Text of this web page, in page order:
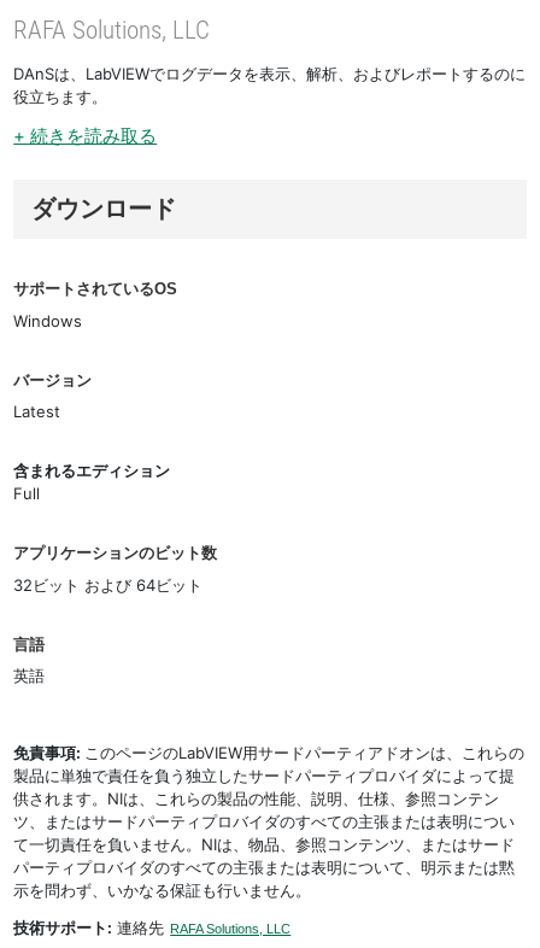
RAFA Solutions, LLC
DAnSは、LabVIEWでログデータを表示、解析、およびレポートするのに
役立ちます。
+ 続きを読み取る
ダウンロード
サポートされているOS
Windows
バージョン
Latest
含まれるエディション
Full
アプリケーションのビット数
32ビット および 64ビット
言語
英語
免責事項: このページのLabVIEW用サードパーティアドオンは、これらの
製品に単独で責任を負う独立したサードパーティプロバイダによって提
供されます。NIは、これらの製品の性能、説明、仕様、参照コンテン
ツ、またはサードパーティプロバイダのすべての主張または表明につい
て一切責任を負いません。NIは、物品、参照コンテンツ、またはサード
パーティプロバイダのすべての主張または表明について、明示または黙
示を問わず、いかなる保証も行いません。
技術サポート: 連絡先 RAFA Solutions, LLC